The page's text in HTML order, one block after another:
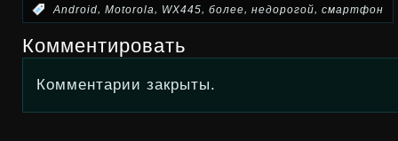
:Android, Motorola, WX445, более, недорогой, смартфон
Комментировать
Комментарии закрыты.